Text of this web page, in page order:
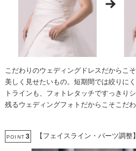
こだわりのウェディングドレスだからこ
美しく見せたいもの。短期間では絞りに
トラインも、フォトレタッチですっきり
残るウェディングフォトだからこそこだわ
POINT 3 【フェイスライン・パーツ調整】